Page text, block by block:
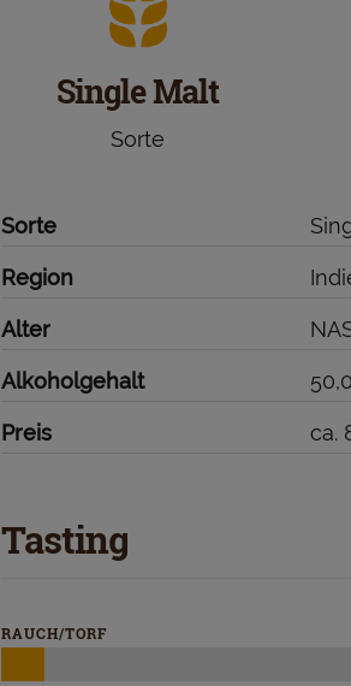
Single Malt
Sorte
Sorte
Region
Alter
Alkoholgehalt
Preis ca.
Tasting
RAUCH/TORF